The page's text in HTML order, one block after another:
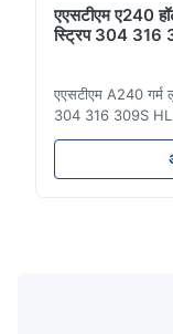
एएसटीएम ए240
स्ट्रिप 304 316
एएसटीएम A240 गर्म
304 316 309S
स्टील कॉइल स्ट्रिप
321 ASTM A240
स्टेनलेस स्टील कॉइल/